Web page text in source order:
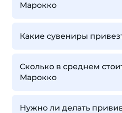
Марокко
Какие сувениры
Сколько в среднем
Марокко
Нужно ли делать